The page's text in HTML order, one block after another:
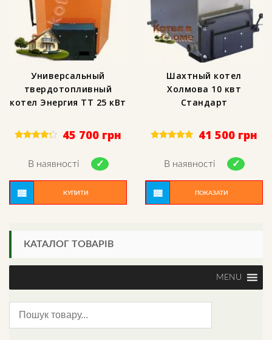
Универсальный
твердотопливный
котел Энергия ТТ 25 кВт
out of 5
45 700 грн
В наявності
КУПИТИ
Шахтный котел
Холмова 10 квт
Стандарт
out of 5
41 500 грн
В наявності
ПОКАЗАТИ
КАТАЛОГ ТОВАРІВ
MENU